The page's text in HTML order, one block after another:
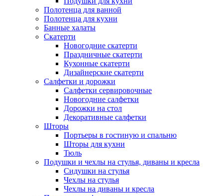
Полотенца для ванной
Полотенца для кухни
Банные халаты
Скатерти
Новогодние скатерти
Праздничные скатерти
Кухонные скатерти
Дизайнерские скатерти
Салфетки и дорожки
Салфетки сервировочные
Новогодние салфетки
Дорожки на стол
Декоративные салфетки
Шторы
Портьеры в гостиную и спальню
Шторы для кухни
Тюль
Подушки и чехлы на стулья, диваны и кресла
Сидушки на стулья
Чехлы на стулья
Чехлы на диваны и кресла